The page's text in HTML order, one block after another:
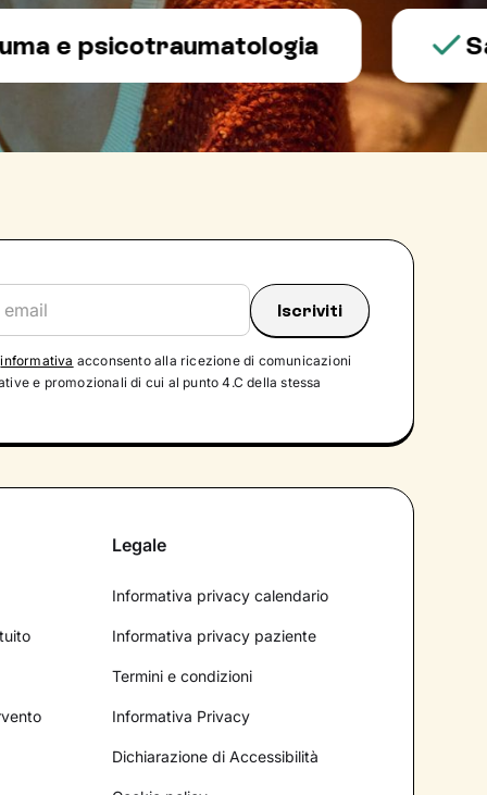
psicotraumatologia
informativa acconsento alla ricezione di comunicazioni
e promozionali di cui al punto 4.C della stessa
Legale
Informativa privacy calendario
Informativa privacy paziente
Termini e condizioni
Informativa Privacy
Dichiarazione di Accessibilità